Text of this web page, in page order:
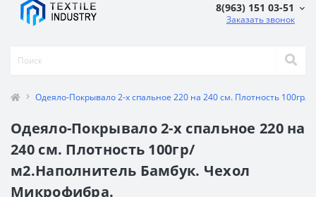
8(963) 151 03-51
Заказать звонок
Одеяло-Покрывало 2-х спальное 220 на 240 см. Плотность
Одеяло-Покрывало 2-х спальное 220 на
240 см. Плотность 100гр/
м2.Наполнитель Бамбук. Чехол
Микрофибра.